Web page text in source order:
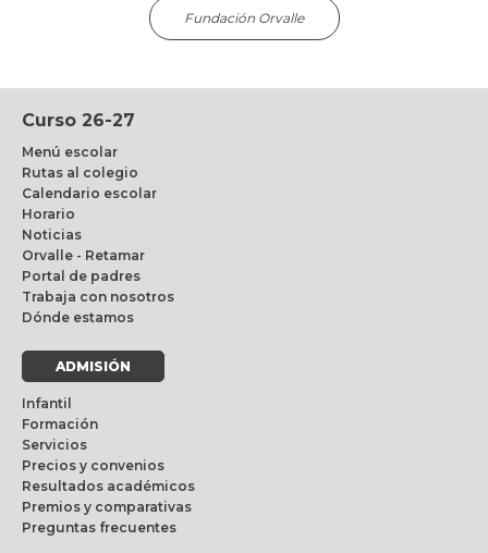
Fundación Orvalle
Curso 26-27
Menú escolar
Rutas al colegio
Calendario escolar
Horario
Noticias
Orvalle - Retamar
Portal de padres
Trabaja con nosotros
Dónde estamos
ADMISIÓN
Infantil
Formación
Servicios
Precios y convenios
Resultados académicos
Premios y comparativas
Preguntas frecuentes